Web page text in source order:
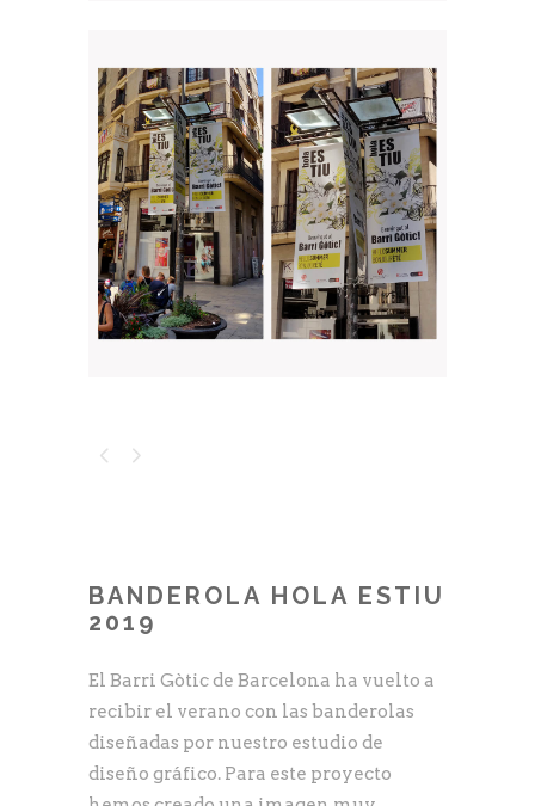
BANDEROLA HOLA ESTIU
2019
El Barri Gòtic de Barcelona ha vuelto a
recibir el verano con las banderolas
diseñadas por nuestro estudio de
diseño gráfico. Para este proyecto